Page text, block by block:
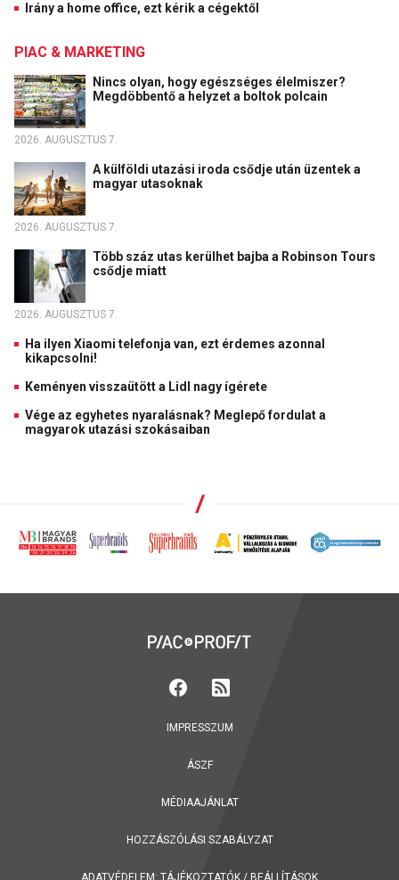
Irány a home office, ezt kérik a cégektől
PIAC & MARKETING
Nincs olyan, hogy egészséges élelmiszer?
Megdöbbentő a helyzet a boltok polcain
2026. AUGUSZTUS 7.
A külföldi utazási iroda csődje után üzentek a
magyar utasoknak
2026. AUGUSZTUS 7.
Több száz utas kerülhet bajba a Robinson Tours
csődje miatt
2026. AUGUSZTUS 7.
Ha ilyen Xiaomi telefonja van, ezt érdemes azonnal
kikapcsolni!
Keményen visszaütött a Lidl nagy ígérete
Vége az egyhetes nyaralásnak? Meglepő fordulat a
magyarok utazási szokásaiban
IMPRESSZUM
ÁSZF
MÉDIAAJÁNLAT
HOZZÁSZÓLÁSI SZABÁLYZAT
ADATVÉDELEM: TÁJÉKOZTATÓK / BEÁLLÍTÁSOK